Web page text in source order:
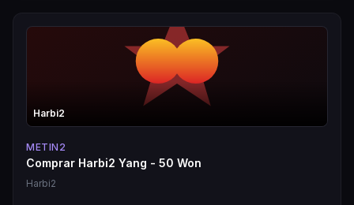
Harbi2
METIN2
Comprar Harbi2 Yang - 50 Won
Harbi2